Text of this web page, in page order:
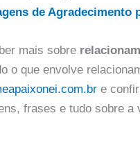
de Agradecimento
mais sobre
o que envolve
e
frases e tudo sobre a